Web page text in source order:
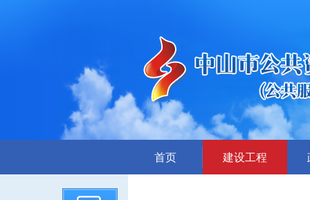
首页 建设工程